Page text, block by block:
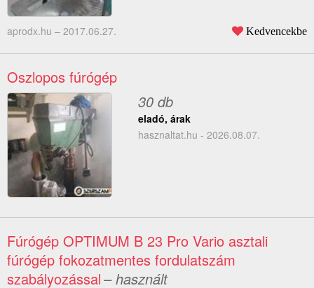
aprodx.hu – 2017.06.27. Kedvencekbe
Oszlopos fúrógép
30 db
eladó, árak
hasznaltat.hu - 2026.08.07.
Fúrógép OPTIMUM B 23 Pro Vario asztali
fúrógép fokozatmentes fordulatszám
szabályozással– használt